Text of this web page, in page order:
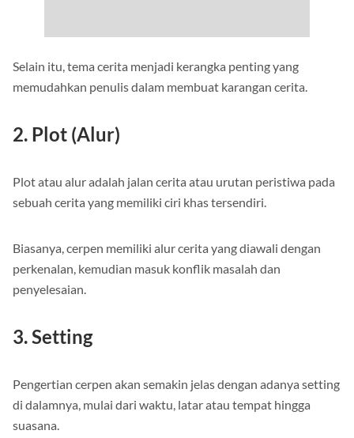
Selain itu, tema cerita menjadi kerangka penting yang
memudahkan penulis dalam membuat karangan cerita.
2. Plot (Alur)
Plot atau alur adalah jalan cerita atau urutan peristiwa pada
sebuah cerita yang memiliki ciri khas tersendiri.
Biasanya, cerpen memiliki alur cerita yang diawali dengan
perkenalan, kemudian masuk konflik masalah dan
penyelesaian.
3. Setting
Pengertian cerpen akan semakin jelas dengan adanya setting
di dalamnya, mulai dari waktu, latar atau tempat hingga
suasana.